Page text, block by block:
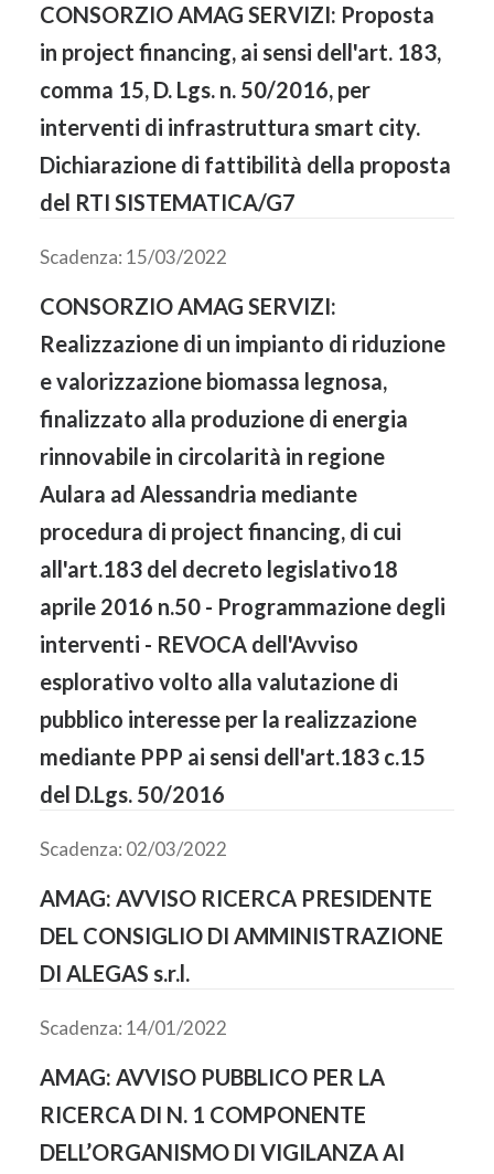
CONSORZIO AMAG SERVIZI: Proposta
in project financing, ai sensi dell'art. 183,
comma 15, D. Lgs. n. 50/2016, per
interventi di infrastruttura smart city.
Dichiarazione di fattibilità della proposta
del RTI SISTEMATICA/G7
Scadenza: 15/03/2022
CONSORZIO AMAG SERVIZI:
Realizzazione di un impianto di riduzione
e valorizzazione biomassa legnosa,
finalizzato alla produzione di energia
rinnovabile in circolarità in regione
Aulara ad Alessandria mediante
procedura di project financing, di cui
all'art.183 del decreto legislativo18
aprile 2016 n.50 - Programmazione degli
interventi - REVOCA dell'Avviso
esplorativo volto alla valutazione di
pubblico interesse per la realizzazione
mediante PPP ai sensi dell'art.183 c.15
del D.Lgs. 50/2016
Scadenza: 02/03/2022
AMAG: AVVISO RICERCA PRESIDENTE
DEL CONSIGLIO DI AMMINISTRAZIONE
DI ALEGAS s.r.l.
Scadenza: 14/01/2022
AMAG: AVVISO PUBBLICO PER LA
RICERCA DI N. 1 COMPONENTE
DELL’ORGANISMO DI VIGILANZA AI